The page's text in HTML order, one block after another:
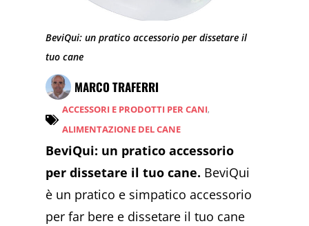
BeviQui: un pratico accessorio per dissetare il
tuo cane
MARCO TRAFERRI
ACCESSORI E PRODOTTI PER CANI,
ALIMENTAZIONE DEL CANE
BeviQui: un pratico accessorio
per dissetare il tuo cane. BeviQui
è un pratico e simpatico accessorio
per far bere e dissetare il tuo cane